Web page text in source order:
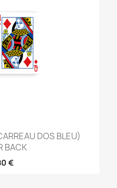
DOS BLEU)
BACK
€